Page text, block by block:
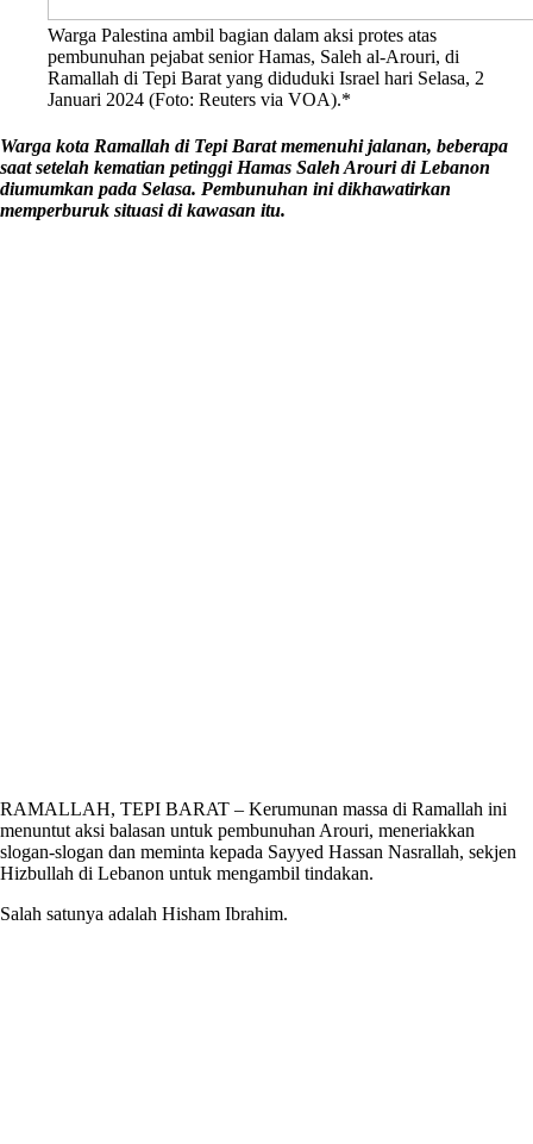
Warga Palestina ambil bagian dalam aksi protes atas
pembunuhan pejabat senior Hamas, Saleh al-Arouri, di
Ramallah di Tepi Barat yang diduduki Israel hari Selasa, 2
Januari 2024 (Foto: Reuters via VOA).*
Warga kota Ramallah di Tepi Barat memenuhi jalanan, beberapa
saat setelah kematian petinggi Hamas Saleh Arouri di Lebanon
diumumkan pada Selasa. Pembunuhan ini dikhawatirkan
memperburuk situasi di kawasan itu.
RAMALLAH, TEPI BARAT – Kerumunan massa di Ramallah ini
menuntut aksi balasan untuk pembunuhan Arouri, meneriakkan
slogan-slogan dan meminta kepada Sayyed Hassan Nasrallah, sekjen
Hizbullah di Lebanon untuk mengambil tindakan.
Salah satunya adalah Hisham Ibrahim.